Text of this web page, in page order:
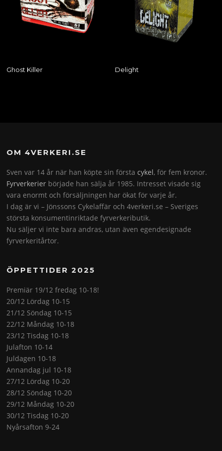
Ghost Killer Delight
OM 4VERKERI.SE
Sven var 14 år när han köpte sin förstacykel, för fem kronor.
Fyrverkerier började han sälja år 1985. Intresset visade sig
vara enormt och försäljningen har ökat för varje år.
I dag är vi – Jönssons Cykelaffär och 4verkeri.se – Sveriges
största konsumentinriktade fyrverkeributik.
Nu säljer vi inte bara andras, utan även egendesignade
fyrverkeritårtor.
ÖPPETTIDER 2025
Premiär 19/12 fredag 10-18!
20/12 Lördag 10-15
21/12 Söndag 10-15
22/12 Måndag 10-18
23/12 Tisdag 10-18
Julafton 10-14
Juldagen 10-18
Annandag jul 10-18
27/12 Lördag 10-20
28/12 Söndag 10-20
29/12 Måndag 10-20
30/12 Tisdag 10-20
Nyårsafton 9-24